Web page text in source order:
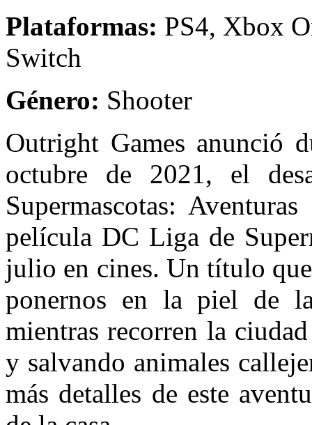
Plataformas: PS4, Xbox
Switch
Género:
Outright Games anunció
octubre de 2021, el
Supermascotas:
película DC Liga de
julio en cines. Un título
ponernos en la piel de
mientras recorren la
y salvando animales
más detalles de este